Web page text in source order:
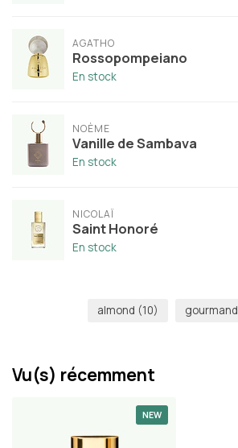
AGATHO
Rossopompeiano
En stock
NOÈME
Vanille de Sambava
En stock
NICOLAÏ
Saint Honoré
En stock
almond (10) gourmand
Vu(s) récemment
NEW